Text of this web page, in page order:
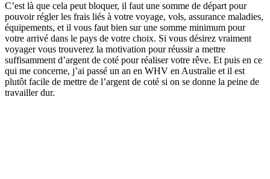
C’est là que cela peut bloquer, il faut une somme de départ pour
pouvoir régler les frais liés à votre voyage, vols, assurance maladies,
équipements, et il vous faut bien sur une somme minimum pour
votre arrivé dans le pays de votre choix. Si vous désirez vraiment
voyager vous trouverez la motivation pour réussir a mettre
suffisamment d’argent de coté pour réaliser votre rêve. Et puis en ce
qui me concerne, j’ai passé un an en WHV en Australie et il est
plutôt facile de mettre de l’argent de coté si on se donne la peine de
travailler dur.